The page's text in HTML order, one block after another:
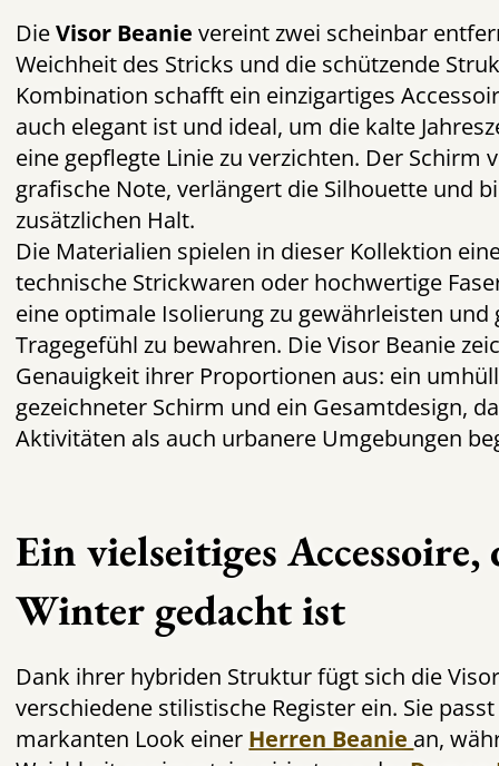
DieVisor Beanievereint zwei scheinbar
Weichheit des Stricks und die schützende
Kombination schafft ein einzigartiges
auch elegant ist und ideal, um die kalte
eine gepflegte Linie zu verzichten. Der Schirm
grafische Note, verlängert die Silhouette und
zusätzlichen Halt.
Die Materialien spielen in dieser Kollektion
technische Strickwaren oder hochwertige
eine optimale Isolierung zu gewährleisten und
Tragegefühl zu bewahren. Die Visor Beanie
Genauigkeit ihrer Proportionen aus: ein
gezeichneter Schirm und ein Gesamtdesign,
Aktivitäten als auch urbanere Umgebungen
Ein vielseitiges
Winter gedacht ist
Dank ihrer hybriden Struktur fügt sich die
verschiedene stilistische Register ein. Sie
markanten Look einer Herren Beanie an,